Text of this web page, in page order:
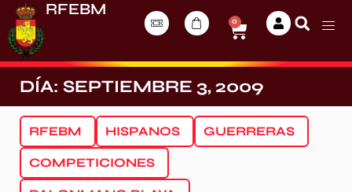
RFEBM
0
DÍA: SEPTIEMBRE 3, 2009
RFEBM HISPANOS GUERRERAS
COMPETICIONES